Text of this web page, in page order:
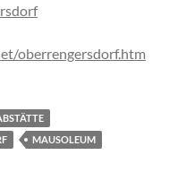
oberrengersdorf.htm
MAUSOLEUM